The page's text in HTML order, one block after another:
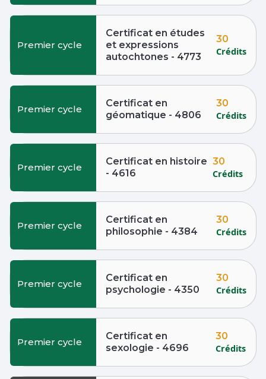
Premier cycle
Certificat en études
et expressions
autochtones - 4773
30
Crédits
Premier cycle
Certificat en
géomatique - 4806
30
Crédits
Premier cycle
Certificat en histoire
- 4616
30
Crédits
Premier cycle
Certificat en
philosophie - 4384
30
Crédits
Premier cycle
Certificat en
psychologie - 4350
30
Crédits
Premier cycle
Certificat en
sexologie - 4696
30
Crédits